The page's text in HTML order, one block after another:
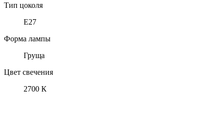
Тип цоколя
Е27
Форма лампы
Груща
Цвет свечения
2700 К